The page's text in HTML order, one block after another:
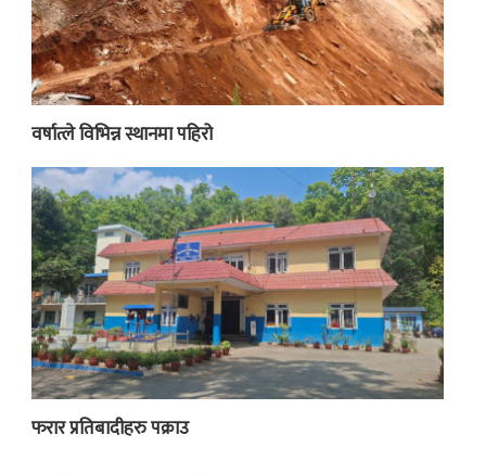
वर्षात्ले विभिन्न स्थानमा पहिरो
फरार प्रतिबादीहरु पक्राउ